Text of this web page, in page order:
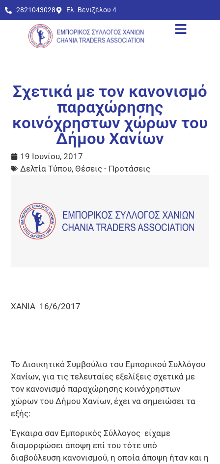
2821043028 Ελ. Βενιζέλου 4
Σχετικά με τον κανονισμό
παραχώρησης
κοινόχρηστων χώρων του
Δήμου Χανίων
19 Ιουνίου, 2017
Δελτία Τύπου,Θέσεις - Προτάσεις
ΧΑΝΙΑ 16/6/2017
Το Διοικητικό Συμβούλιο του Εμπορικού Συλλόγου
Χανίων, για τις τελευταίες εξελίξεις σχετικά με
τον κανονισμό παραχώρησης κοινόχρηστων
χώρων του Δήμου Χανίων, έχει να σημειώσει τα
εξής:
Έγκαιρα σαν Εμπορικός Σύλλογος είχαμε
διαμορφώσει άποψη επί του τότε υπό
διαβούλευση κανονισμού, η οποία άποψη ήταν και η